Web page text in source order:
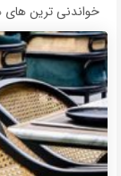
خواندنی ترین های